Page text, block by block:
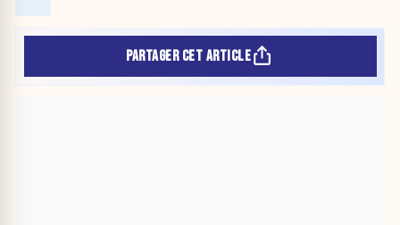
PARTAGER CET ARTICLE